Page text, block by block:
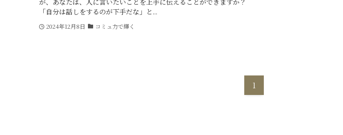
が、あなたは、人に言いたいことを上手に伝えることができますか？
「自分は話しをするのが下手だな」と...
2024年12月8日 コミュ力で輝く
1